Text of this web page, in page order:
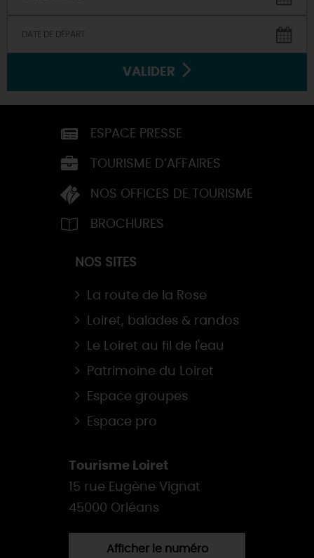
VALIDER
ESPACE PRESSE
TOURISME D’AFFAIRES
NOS OFFICES DE TOURISME
BROCHURES
NOS SITES
La route de la Rose
Loiret, balades & randos
Le Loiret au fil de l'eau
Patrimoine du Loiret
Espace groupes
Espace pro
Tourisme Loiret
15 rue Eugène Vignat
45000 Orléans
Afficher le numéro